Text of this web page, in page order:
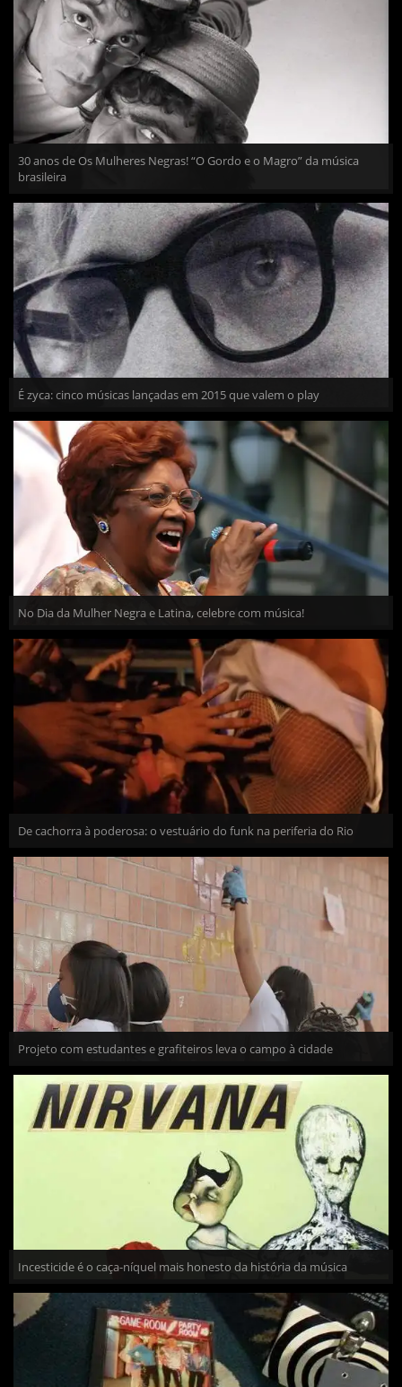
30 anos de Os Mulheres Negras! “O Gordo e o Magro” da música
brasileira
É zyca: cinco músicas lançadas em 2015 que valem o play
No Dia da Mulher Negra e Latina, celebre com música!
De cachorra à poderosa: o vestuário do funk na periferia do Rio
Projeto com estudantes e grafiteiros leva o campo à cidade
Incesticide é o caça-níquel mais honesto da história da música